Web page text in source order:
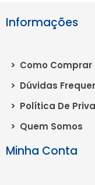
Informações
> Como Comprar
> Dúvidas
> Política De
> Quem Somos
Minha Conta